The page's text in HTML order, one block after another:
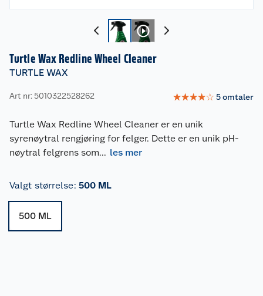
Turtle Wax Redline Wheel Cleaner
TURTLE WAX
Art nr: 5010322528262 ☆☆☆☆☆ 5omtaler
Turtle Wax Redline Wheel Cleaner er en unik
syrenøytral rengjøring for felger. Dette er en unik pH-
nøytral felgrens som... les mer
Valgt størrelse: 500 ML
500 ML